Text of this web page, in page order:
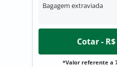
Bagagem extraviada
Cotar -
*Valor referente a